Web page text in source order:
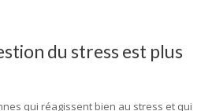
du stress est plus
qui réagissent bien au stress et qui